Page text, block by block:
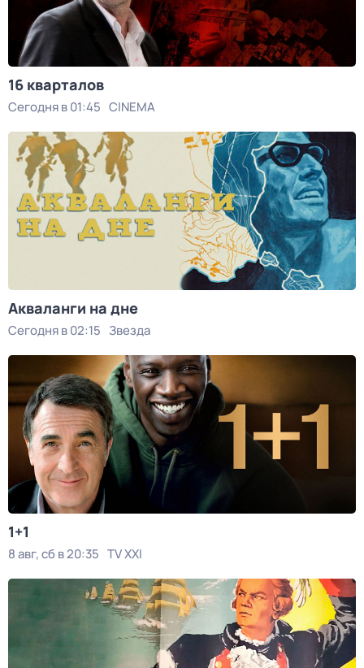
16 кварталов
Сегодня в 01:45 CINEMA
Акваланги на дне
Сегодня в 02:15 Звезда
1+1
8 авг, сб в 20:35 TV XXI